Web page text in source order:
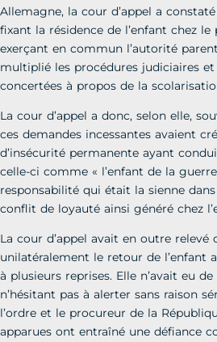
Allemagne, la cour d’appel a
fixant la résidence de l’enfant chez le
exerçant en commun l’autorité
multiplié les procédures judiciaires
concertées à propos de la
La cour d’appel a donc, selon elle,
ces demandes incessantes avaient
d’insécurité permanente ayant
celle-ci comme « l’enfant de la
responsabilité qui était la sienne
conflit de loyauté ainsi généré chez
La cour d’appel avait en outre
unilatéralement le retour de l’enfant
à plusieurs reprises. Elle n’avait eu
n’hésitant pas à alerter sans raison
l’ordre et le procureur de la
apparues ont entraîné une défiance